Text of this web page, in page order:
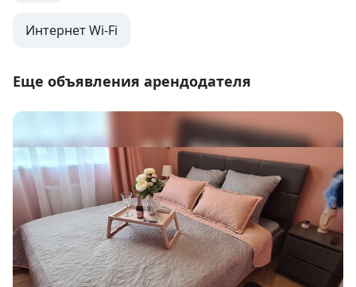
Интернет Wi-Fi
Еще объявления арендодателя